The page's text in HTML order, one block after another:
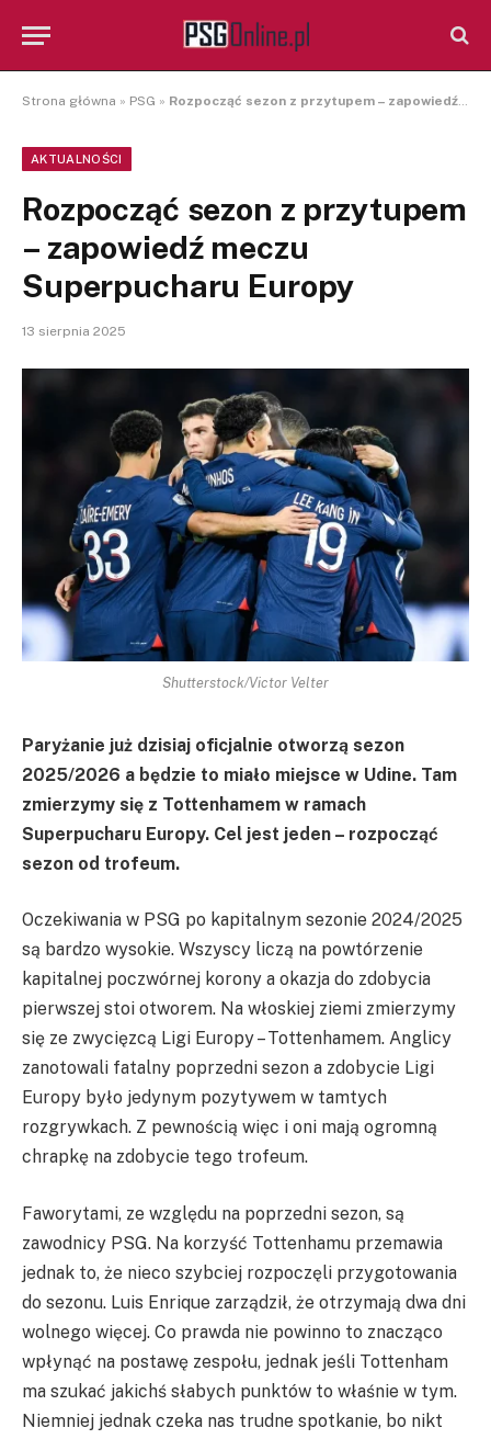
Strona główna » PSG » Rozpocząć sezon z przytupem – zapowiedź meczu Superpucharu Europy
AKTUALNOŚCI
Rozpocząć sezon z przytupem
– zapowiedź meczu
Superpucharu Europy
13 sierpnia 2025
Shutterstock/Victor Velter
Paryżanie już dzisiaj oficjalnie otworzą sezon
2025/2026 a będzie to miało miejsce w Udine. Tam
zmierzymy się z Tottenhamem w ramach
Superpucharu Europy. Cel jest jeden – rozpocząć
sezon od trofeum.
Oczekiwania w PSG po kapitalnym sezonie 2024/2025
są bardzo wysokie. Wszyscy liczą na powtórzenie
kapitalnej poczwórnej korony a okazja do zdobycia
pierwszej stoi otworem. Na włoskiej ziemi zmierzymy
się ze zwycięzcą Ligi Europy – Tottenhamem. Anglicy
zanotowali fatalny poprzedni sezon a zdobycie Ligi
Europy było jedynym pozytywem w tamtych
rozgrywkach. Z pewnością więc i oni mają ogromną
chrapkę na zdobycie tego trofeum.
Faworytami, ze względu na poprzedni sezon, są
zawodnicy PSG. Na korzyść Tottenhamu przemawia
jednak to, że nieco szybciej rozpoczęli przygotowania
do sezonu. Luis Enrique zarządził, że otrzymają dwa dni
wolnego więcej. Co prawda nie powinno to znacząco
wpłynąć na postawę zespołu, jednak jeśli Tottenham
ma szukać jakichś słabych punktów to właśnie w tym.
Niemniej jednak czeka nas trudne spotkanie, bo nikt